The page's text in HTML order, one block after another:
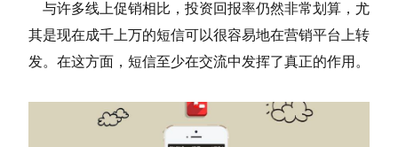
与许多线上促销相比，投资回报率仍然非常划算，尤
其是现在成千上万的短信可以很容易地在营销平台上转
发。在这方面，短信至少在交流中发挥了真正的作用。